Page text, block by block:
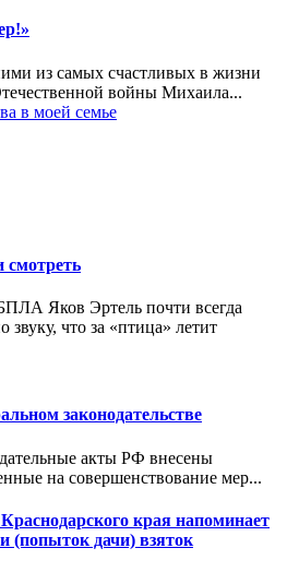
из самых счастливых в жизни
войны Михаила...
в моей семье
смотреть
Яков Эртель почти всегда
звуку, что за «птица» летит
законодательстве
акты РФ внесены
на совершенствование мер...
края напоминает
(попыток дачи) взяток